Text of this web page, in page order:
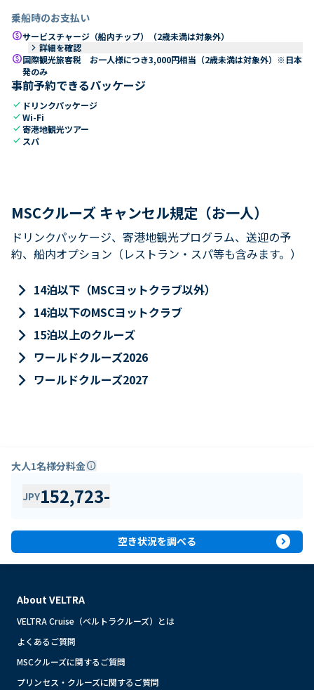
乗船時のお支払い
paidサービスチャージ（船内チップ）（2歳未満は対象外）
keyboard_arrow_right 詳細を確認
paid国際観光旅客税 お一人様につき3,000円相当（2歳未満は対象外）※日本
発のみ
事前予約できるパッケージ
check ドリンクパッケージ
checkWi-Fi
check寄港地観光ツアー
check スパ
MSCクルーズ キャンセル規定（お一人）
ドリンクパッケージ、寄港地観光プログラム、送迎の予
約、船内オプション（レストラン・スパ等も含みます。）
keyboard_arrow_right 14泊以下（MSCヨットクラブ以外）
keyboard_arrow_right 14泊以下のMSCヨットクラブ
keyboard_arrow_right 15泊以上のクルーズ
keyboard_arrow_right ワールドクルーズ2026
keyboard_arrow_right ワールドクルーズ2027
大人1名様分料金info
JPY152,723-
空き状況を調べる expand_circle_right
About VELTRA
VELTRA Cruise（ベルトラクルーズ）とは
よくあるご質問
MSCクルーズに関するご質問
プリンセス・クルーズに関するご質問